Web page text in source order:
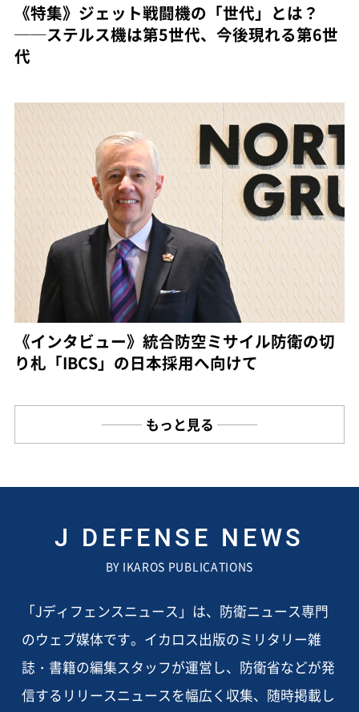
《特集》ジェット戦闘機の「世代」とは？
──ステルス機は第5世代、今後現れる第6世
代
《インタビュー》統合防空ミサイル防衛の切
り札「IBCS」の日本採用へ向けて
もっと見る
J DEFENSE NEWS
BY IKAROS PUBLICATIONS
「Jディフェンスニュース」は、防衛ニュース専門
のウェブ媒体です。イカロス出版のミリタリー雑
誌・書籍の編集スタッフが運営し、防衛省などが発
信するリリースニュースを幅広く収集、随時掲載し